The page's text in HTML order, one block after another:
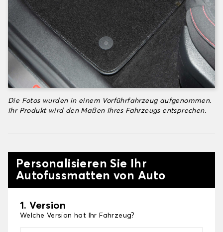
Die Fotos wurden in einem Vorführfahrzeug aufgenommen.
Ihr Produkt wird den Maßen Ihres Fahrzeugs entsprechen.
Personalisieren Sie Ihr
Autofussmatten von Auto
1. Version
Welche Version hat Ihr Fahrzeug?